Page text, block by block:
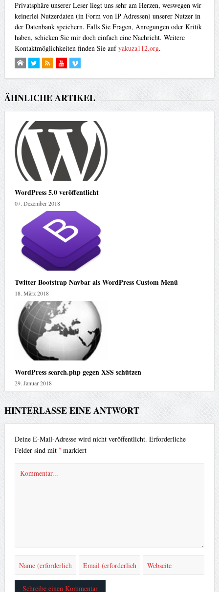
Privatsphäre unserer Leser liegt uns sehr am Herzen, weswegen wir
keinerlei Nutzerdaten (in Form von IP Adressen) unserer Nutzer in
der Datenbank speichern. Falls Sie Fragen, Anregungen oder Kritik
haben, schicken Sie mir doch einfach eine Nachricht. Weitere
Kontaktmöglichkeiten finden Sie aufyakuza112.org.
ÄHNLICHE ARTIKEL
WordPress 5.0 veröffentlicht
07. Dezember 2018
Twitter Bootstrap Navbar als WordPress Custom Menü
18. März 2018
WordPress search.php gegen XSS schützen
29. Januar 2018
HINTERLASSE EINE ANTWORT
Deine E-Mail-Adresse wird nicht veröffentlicht. Erforderliche
Felder sind mit *markiert